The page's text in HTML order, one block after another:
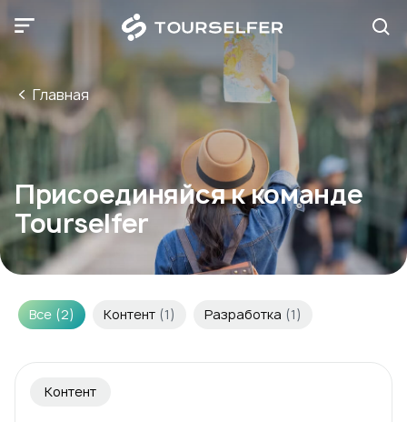
Главная
Присоединяйся к команде
Tourselfer
Все (2) Контент (1) Разработка (1)
Контент